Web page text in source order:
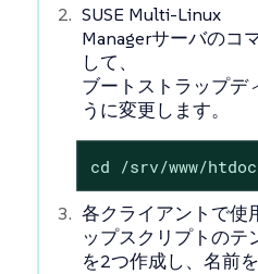
SUSE Multi-Linux
Managerサーバのコ
して、
ブートストラップデ
うに変更します。
cd /srv/www/
各クライアントで使
ップスクリプトのテ
を2つ作成し、名前